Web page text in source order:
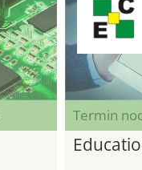
Termin